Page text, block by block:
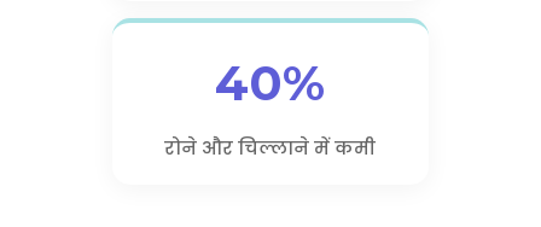
40%
रोने और चिल्लाने में कमी